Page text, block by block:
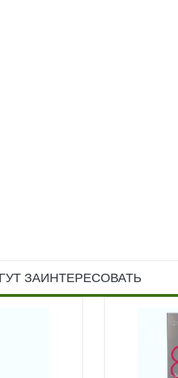
ЗАИНТЕРЕСОВАТЬ